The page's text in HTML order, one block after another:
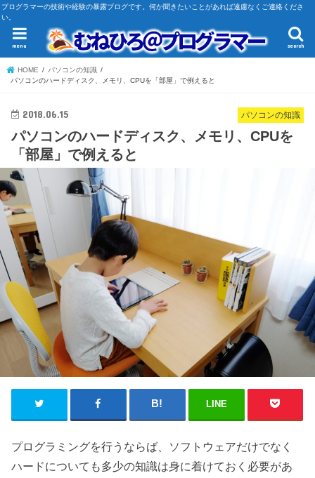
プログラマーの技術や経験の暴露ブログです。何か聞きたいことがあれば遠慮なくご連絡くださ
い。
search
menu
HOME
パソコンの知識
パソコンのハードディスク、メモリ、CPUを「部屋」で例えると
パソコンの知識
2018.06.15
パソコンのハードディスク、メモリ、CPUを
「部屋」で例えると
LINE
プログラミングを行うならば、ソフトウェアだけでなく
ハードについても多少の知識は身に着けておく必要があ